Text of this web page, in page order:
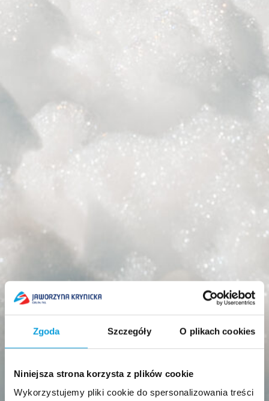
Zgoda Szczegóły O plikach cookies
Niniejsza strona korzysta z plików cookie
Wykorzystujemy pliki cookie do spersonalizowania treści